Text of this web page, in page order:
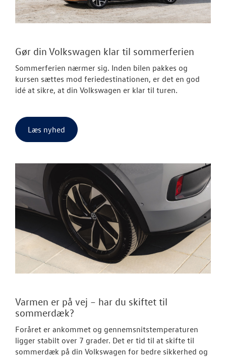
Gør din Volkswagen klar til sommerferien
Sommerferien nærmer sig. Inden bilen pakkes og
kursen sættes mod feriedestinationen, er det en god
idé at sikre, at din Volkswagen er klar til turen.
Læs nyhed
Varmen er på vej – har du skiftet til
sommerdæk?
Foråret er ankommet og gennemsnitstemperaturen
ligger stabilt over 7 grader. Det er tid til at skifte til
sommerdæk på din Volkswagen for bedre sikkerhed og